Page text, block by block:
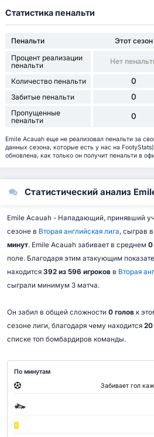
Статистика пенальти
Пенальти Этот сезон
Процент реализации
пенальти
Нет
Количество пенальти 0
Забитые пенальти 0
Пропущенные
пенальти
0
Emile Acauah еще не реализовал пенальти за
данных сезона, которые есть у нас на
обновлена, как только он получит пенальти в
Статистический анализ
Emile Acauah - Нападающий, принявший
сезоне в Вторая английская лига, сыграв
минут. Emile Acauah забивает в среднем 0
поле. Благодаря этим атакующим
находится 392 из 596 игроковв Вторая
сыграли минимум 3 матча.
Он забил в общей сложности 0 головк
сезоне лиги, благодаря чему находится 20
списке топ бомбардиров команды.
По минутам
Забивает гол